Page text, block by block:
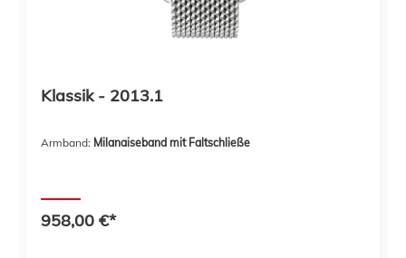
Klassik - 2013.1
Armband: Milanaiseband mit Faltschließe
958,00 €*